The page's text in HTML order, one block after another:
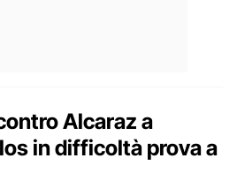
Alcaraz a
in difficoltà prova a